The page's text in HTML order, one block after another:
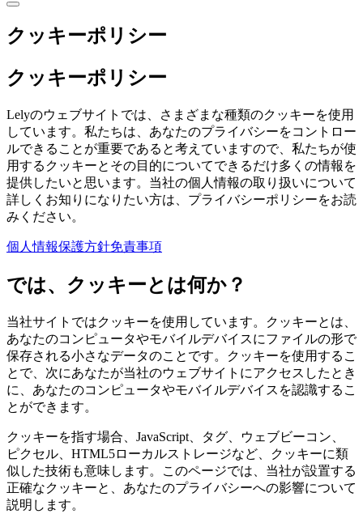
クッキーポリシー
クッキーポリシー
Lelyのウェブサイトでは、さまざまな種類のクッキーを使用
しています。私たちは、あなたのプライバシーをコントロー
ルできることが重要であると考えていますので、私たちが使
用するクッキーとその目的についてできるだけ多くの情報を
提供したいと思います。当社の個人情報の取り扱いについて
詳しくお知りになりたい方は、プライバシーポリシーをお読
みください。
個人情報保護方針免責事項
では、クッキーとは何か？
当社サイトではクッキーを使用しています。クッキーとは、
あなたのコンピュータやモバイルデバイスにファイルの形で
保存される小さなデータのことです。クッキーを使用するこ
とで、次にあなたが当社のウェブサイトにアクセスしたとき
に、あなたのコンピュータやモバイルデバイスを認識するこ
とができます。
クッキーを指す場合、JavaScript、タグ、ウェブビーコン、
ピクセル、HTML5ローカルストレージなど、クッキーに類
似した技術も意味します。このページでは、当社が設置する
正確なクッキーと、あなたのプライバシーへの影響について
説明します。